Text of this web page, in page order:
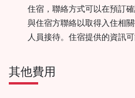
住宿，聯絡方式可以在預訂
與住宿方聯絡以取得入住相
人員接待。住宿提供的資訊
其他費用